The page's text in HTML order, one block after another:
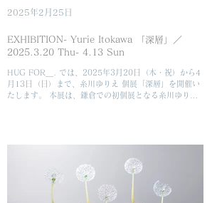
EXHIBITION- Yurie Itokawa 「深層」／
2025.3.20 Thu- 4.13 Sun
HUG FOR＿. では、2025年3月20日（木・祝）から4
月13日（日）まで、糸川ゆりえ 個展「深層」を開催い
たします。 本展は、鎌倉での初個展となる糸川ゆりえ
2025年2月25日